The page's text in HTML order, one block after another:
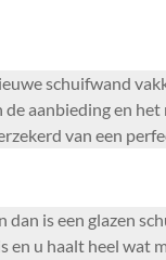
schuifwand
aanbieding en
van een
is een glazen
u haalt heel wat